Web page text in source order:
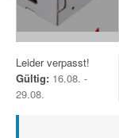
Leider verpasst!
Gültig: 16.08. -
29.08.